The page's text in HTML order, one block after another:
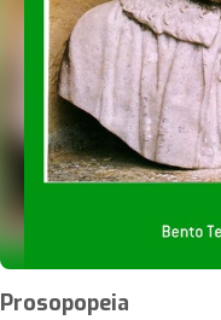
Prosopopeia